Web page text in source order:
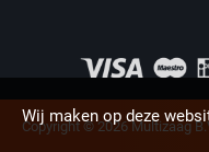
Copyright © 2026 Multizaag
Wij maken op deze